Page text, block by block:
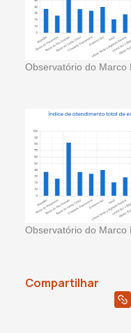
Observatório do Marco
Observatório do Marco
Compartilhar